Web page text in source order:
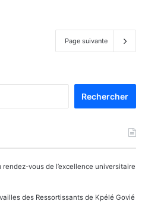
Page suivante
vous de l’excellence universitaire
des Ressortissants de Kpélé Govié